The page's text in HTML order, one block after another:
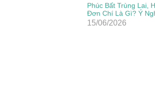
Phúc Bất Trùng Lai,
Đơn Chí Là Gì? Ý
Thực Sự Của Câu
15/06/2026